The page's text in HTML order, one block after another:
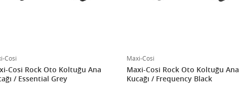
Cosi
Cosi Rock Oto Koltuğu Ana
/ Essential Grey
Maxi-Cosi
Maxi-Cosi Rock Oto Koltuğu Ana
Kucağı / Frequency Black